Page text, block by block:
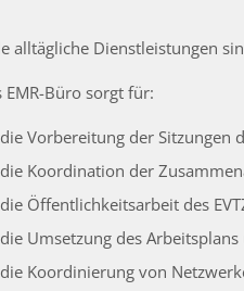
alltägliche Dienstleistungen
EMR-Büro sorgt für:
die Vorbereitung der Sitzungen
die Koordination der
die Öffentlichkeitsarbeit des
die Umsetzung des
die Koordinierung von